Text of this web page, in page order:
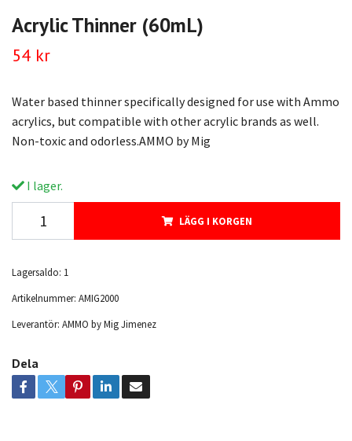
Acrylic Thinner (60mL)
54 kr
Water based thinner specifically designed for use with Ammo
acrylics, but compatible with other acrylic brands as well.
Non-toxic and odorless.AMMO by Mig
I lager.
LÄGG I KORGEN
Lagersaldo: 1
Artikelnummer: AMIG2000
Leverantör: AMMO by Mig Jimenez
Dela